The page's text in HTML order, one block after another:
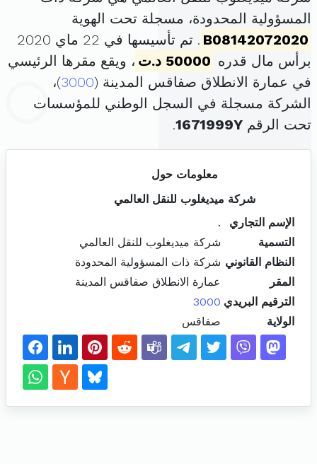
المسؤولية المحدودة، مسجلة تحت الهوية
B08142072020
. تم تأسيسها في 22 ماي 2020
برأس مال قدره 50000 د.ت
، ويقع مقرها الرئيسي
في عمارة الانطلاق صفاقس المدينة (3000)،
الشركة مسجلة في السجل الوطني للمؤسسات
تحت الرقم 1671999Y
.
معلومات حول
شركة ميديغلوب للنقل العالمي
الإسم التجاري
.
التسمية
شركة ميديغلوب للنقل العالمي
النظام القانوني شركة ذات المسؤولية المحدودة
المقر
عمارة الانطلاق صفاقس المدينة
الترقيم البريدي 3000
الولاية
صفاقس